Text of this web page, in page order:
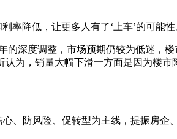
降低，让更多人有了‘上车’的可能性
度调整，市场预期仍较为低迷，楼
为，销量大幅下滑一方面是因为楼
防风险、促转型为主线，提振房企